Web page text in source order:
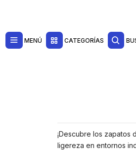
MENÚ CATEGORÍAS
Calzado de Seguridad Zapatos de Seguridad
Suela Antiabrasion y Antiaceite,
¡Descubre los zapatos
ligereza en entornos